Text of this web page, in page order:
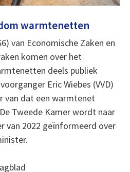
warmtenetten
van Economische Zaken en
komen over het
deels publiek
Eric Wiebes (VVD)
van dat een warmtenet
Tweede Kamer wordt naar
van 2022 geïnformeerd over